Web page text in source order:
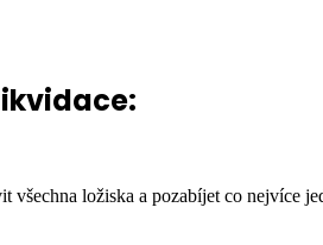
ložiska a pozabíjet co nejvíce